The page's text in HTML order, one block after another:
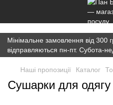
Мінімальне замовлення від 300
відправляються пн-пт. Субота-
Наші пропозиції Каталог
Сушарки для одягу